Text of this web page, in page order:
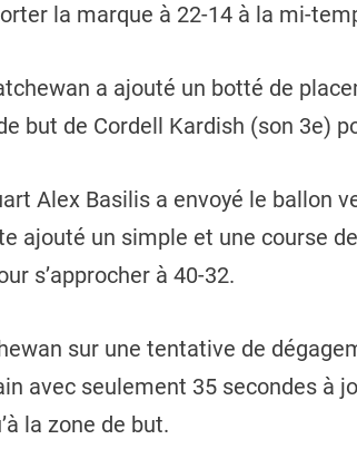
la marque à 22-14 à la mi-
a ajouté un botté de
but de Cordell Kardish (son 3e)
Alex Basilis a envoyé le ballon
ajouté un simple et une course
s’approcher à 40-32.
sur une tentative de
avec seulement 35 secondes à
la zone de but.